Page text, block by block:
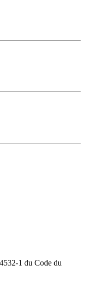
1 du Code du